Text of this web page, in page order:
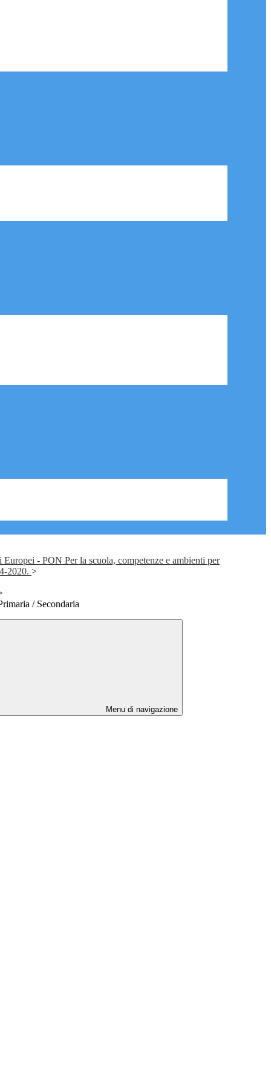
- PON Per la scuola, competenze e ambienti per
2020. >
/ Secondaria
Menu di navigazione